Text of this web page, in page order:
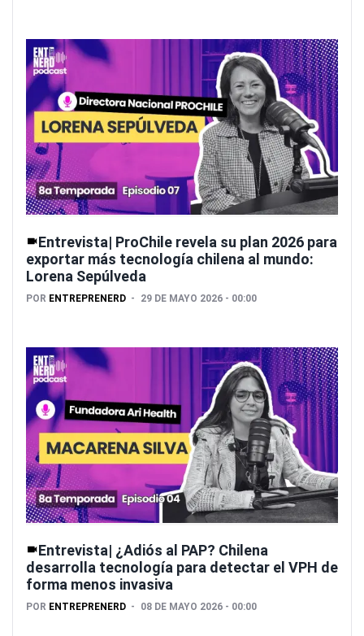
Entrevista| ProChile revela su plan 2026 para
exportar más tecnología chilena al mundo:
Lorena Sepúlveda
POR ENTREPRENERD 29 DE MAYO 2026 - 00:00
Entrevista| ¿Adiós al PAP? Chilena
desarrolla tecnología para detectar el VPH de
forma menos invasiva
POR ENTREPRENERD 08 DE MAYO 2026 - 00:00